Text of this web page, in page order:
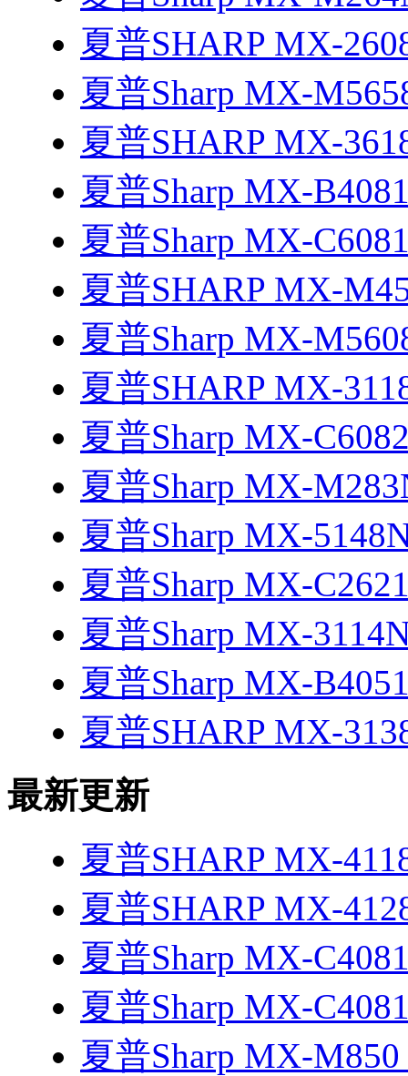
夏普SHARP MX-
夏普Sharp MX-
夏普SHARP MX-
夏普Sharp MX-
夏普Sharp MX-
夏普SHARP MX-
夏普Sharp MX-
夏普SHARP MX-
夏普Sharp MX-
夏普Sharp MX-
夏普Sharp MX-
夏普Sharp MX-
夏普Sharp MX-
夏普Sharp MX-
夏普SHARP MX-
最新更新
夏普SHARP MX-
夏普SHARP MX-
夏普Sharp MX-
夏普Sharp MX-
夏普Sharp MX-